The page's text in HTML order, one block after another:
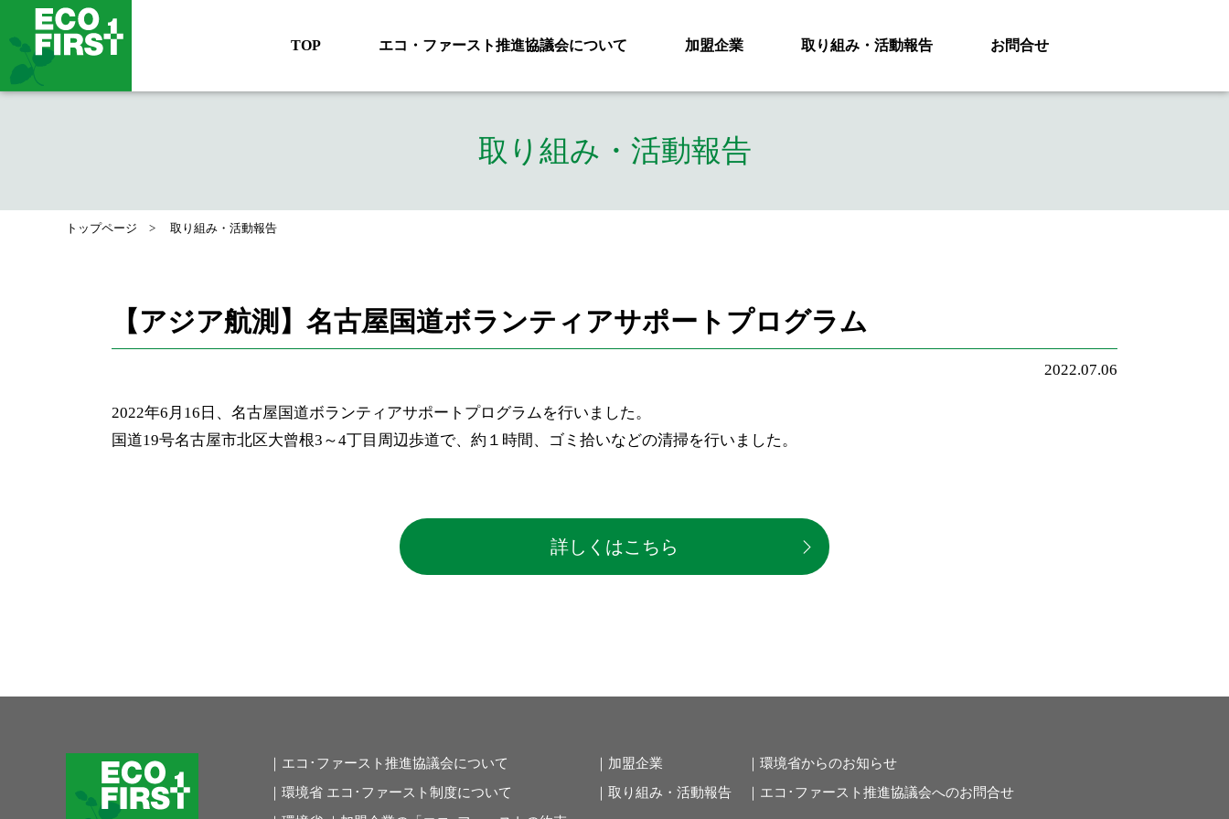
TOP エコ・ファースト推進協議会について 加盟企業 取り組み・活動報告 お問合せ
取り組み・活動報告
トップページ 取り組み・活動報告
【アジア航測】名古屋国道ボランティアサポートプログラム
2022.07.06
2022年6月16日、名古屋国道ボランティアサポートプログラムを行いました。
国道19号名古屋市北区大曾根3～4丁目周辺歩道で、約１時間、ゴミ拾いなどの清掃を行いました。
詳しくはこちら
｜エコ･ファースト推進協議会について
｜環境省 エコ･ファースト制度について
｜加盟企業
｜取り組み・活動報告
｜環境省からのお知らせ
｜エコ･ファースト推進協議会へのお問合せ